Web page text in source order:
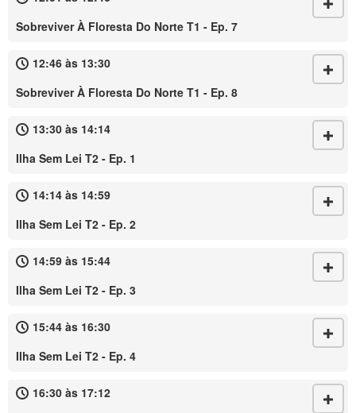
Sobreviver À Floresta Do Norte T1 - Ep. 7
12:46 às 13:30
Sobreviver À Floresta Do Norte T1 - Ep. 8
13:30 às 14:14
Ilha Sem Lei T2 - Ep. 1
14:14 às 14:59
Ilha Sem Lei T2 - Ep. 2
14:59 às 15:44
Ilha Sem Lei T2 - Ep. 3
15:44 às 16:30
Ilha Sem Lei T2 - Ep. 4
16:30 às 17:12